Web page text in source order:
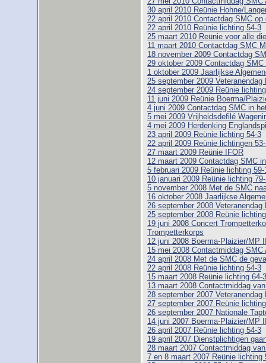
30 april 2010 Reünie Hohne/
22 april 2010 Contactdag SMC
22 april 2010 Reünie lichting 54-3
25 maart 2010 Reünie voor alle
11 maart 2010 Contactdag SMC
18 november 2009 Contactdag
29 oktober 2009 Contactdag
1 oktober 2009 Jaarlijkse
25 september 2009
24 september 2009 Reünie
11 juni 2009 Reünie Boerma/
4 juni 2009 Contactdag SMC in
5 mei 2009 Vrijheidsdefilé
4 mei 2009 Herdenking
23 april 2009 Reünie lichting 54-3
22 april 2009 Reünie lichtingen
27 maart 2009 Reünie IFOR
12 maart 2009 Contactdag SMC
5 februari 2009 Reünie lichting
10 januari 2009 Reünie lichting
5 november 2008 Met de SMC
16 oktober 2008 Jaarlijkse
26 september 2008
25 september 2008 Reünie
19 juni 2008 Concert
Trompetterkorps
12 juni 2008 Boerma-Plaizier/MP
15 mei 2008 Contactmiddag
24 april 2008 Met de SMC de
22 april 2008 Reünie lichting 54-3
15 maart 2008 Reünie lichting 64-3
13 maart 2008 Contactmiddag
28 september 2007
27 september 2007 Reünie
26 september 2007 Nationale
14 juni 2007 Boerma-Plaizier/MP
26 april 2007 Reünie lichting 54-3
19 april 2007 Dienstplichtigen
28 maart 2007 Contactmiddag
7 en 8 maart 2007 Reünie lichting